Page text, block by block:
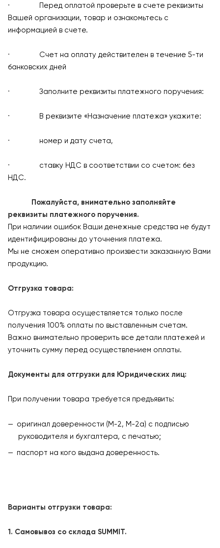
· Перед оплатой проверьте в счете реквизиты
Вашей организации, товар и ознакомьтесь с
информацией в счете.
· Счет на оплату действителен в течение 5-ти
банковских дней
· Заполните реквизиты платежного поручения:
· В реквизите «Назначение платежа» укажите:
· номер и дату счета,
· ставку НДС в соответствии со счетом: без
НДС.
Пожалуйста, внимательно заполняйте
реквизиты платежного поручения.
При наличии ошибок Ваши денежные средства не будут
идентифицированы до уточнения платежа.
Мы не сможем оперативно произвести заказанную Вами
продукцию.
Отгрузка товара:
Отгрузка товара осуществляется только после
получения 100% оплаты по выставленным счетам.
Важно внимательно проверить все детали платежей и
уточнить сумму перед осуществлением оплаты.
Документы для отгрузки для Юридических лиц:
При получении товара требуется предъявить:
оригинал доверенности (М-2, М-2а) с подписью
руководителя и бухгалтера, с печатью;
паспорт на кого выдана доверенность.
Варианты отгрузки товара:
1. Самовывоз со склада SUMMIT.